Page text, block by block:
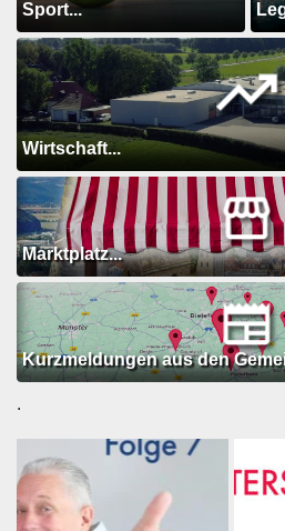
Sport...
Wirtschaft...
Marktplatz...
Kurzmeldungen aus den
.